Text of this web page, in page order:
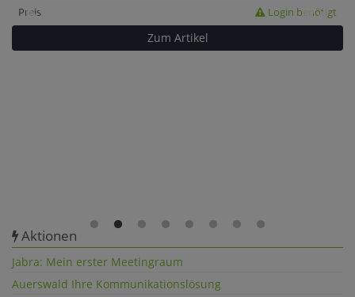
Preis
Login benötigt
Zum Artikel
Preis
Login benötigt
Zum Artikel
Preis
Login benötigt
Zum Artikel
Preis
Login benötigt
Zum Artikel
Preis
Login benötigt
Zum Artikel
Preis
Login benötigt
Zum Artikel
Aktionen
Jabra: Mein erster Meetingraum
Auerswald Ihre Kommunikationslösung